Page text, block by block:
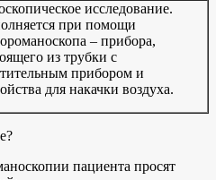
исследование.
при помощи
– прибора,
из трубки с
прибором и
для накачки воздуха.
пациента просят